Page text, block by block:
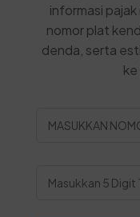
informasi
nomor plat
denda, serta
ke